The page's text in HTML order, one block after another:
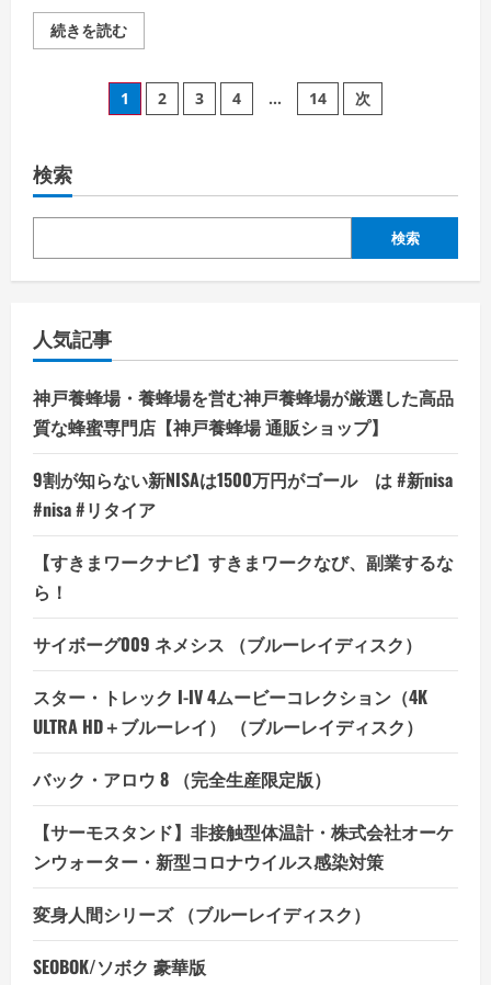
続きを読むレ
ン
の
評
判、
ミ、
悪
コ
デ
リ
ト
ど
う
な
の？
【徹
底
説】
細
ご
覧
く
さ
い
投
の
ー
ジ
送
り
1 2 3 4 … 14 次
検索
検索
人気記事
神戸養蜂場・養蜂場を営む神戸養蜂場が厳選した高品
質な蜂蜜専門店【神戸養蜂場 通販ショップ】
9割が知らない新NISAは1500万円がゴール は #新nisa
#nisa #リタイア
【すきまワークナビ】すきまワークなび、副業するな
ら！
サイボーグ009 ネメシス （ブルーレイディスク）
スター・トレック I-IV 4ムービーコレクション（4K
ULTRA HD＋ブルーレイ） （ブルーレイディスク）
バック・アロウ 8 （完全生産限定版）
【サーモスタンド】非接触型体温計・株式会社オーケ
ンウォーター・新型コロナウイルス感染対策
変身人間シリーズ （ブルーレイディスク）
SEOBOK/ソボク 豪華版